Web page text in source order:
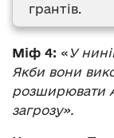
грантів.
Міф 4: «У
Якби вони
розширювати
загрозу».